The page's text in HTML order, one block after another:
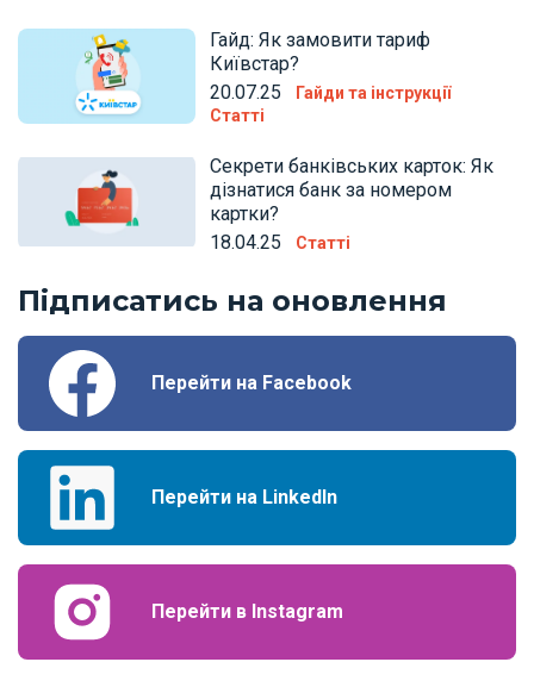
Гайд: Як замовити тариф
Київстар?
20.07.25
Гайди та інструкції
Статті
Секрети банківських карток: Як
дізнатися банк за номером
картки?
18.04.25
Статті
Підписатись на оновлення
Перейти на Facebook
Перейти на LinkedIn
Перейти в Instagram